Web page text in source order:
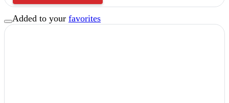
Added to your favorites